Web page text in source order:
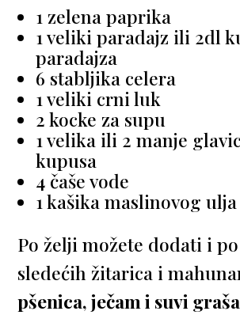
1 zelena paprika
1 veliki paradajz ili 2dl
paradajza
6 stabljika celera
1 veliki crni luk
2 kocke za supu
1 velika ili 2 manje
kupusa
4 čaše vode
1 kašika maslinovog ulja
Po želji možete dodati i
sledećih žitarica i
pšenica, ječam i suvi